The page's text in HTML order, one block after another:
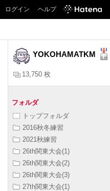
ログイン ヘルプ
YOKOHAMATKM
13,750 枚
フォルダ
トップフォルダ
2016秋冬練習
2021秋練習
26th関東大会(1)
26th関東大会(2)
26th関東大会(3)
27th関東大会(1)